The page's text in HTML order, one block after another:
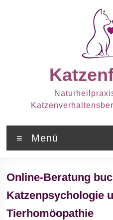
Menü
Online-Beratung
Katzenpsychologie
Tierhomöopathie